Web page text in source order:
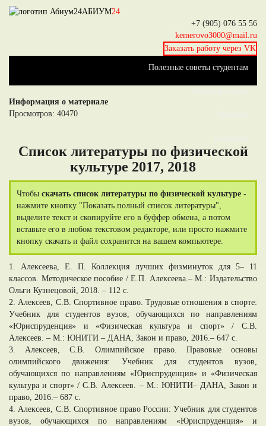
АБИУМ24
+7 (905) 076 55 56
kemerovo3000@mail.ru
Заказать работу через VK
Полезные советы студентам
Информация о материале
Просмотров: 40470
Список литературы по физической
культуре 2017, 2018
Чтобы скачать список литературы по физической культуре -
нажмите кнопку "Показать полный список литературы",
выделите текст и скопируйте его в буффер обмена, а потом
вставьте его в любом текстовом редакторе, или просто нажмите
кнопку скачать и файл сохранится на вашем компьютере.
1. Алексеева, Е. П. Коллекция лучших физминуток для 5– 11
классов. Методическое пособие / Е.П. Алексеева.– М.: Издательство
Ольги Кузнецовой, 2018. – 112 c.
2. Алексеев, С.В. Спортивное право. Трудовые отношения в спорте:
Учебник для студентов вузов, обучающихся по направлениям
«Юриспруденция» и «Физическая культура и спорт» / С.В.
Алексеев. – М.: ЮНИТИ – ДАНА, Закон и право, 2016.– 647 c.
3. Алексеев, С.В. Олимпийское право. Правовые основы
олимпийского движения: Учебник для студентов вузов,
обучающихся по направлениям «Юриспруденция» и «Физическая
культура и спорт» / С.В. Алексеев. – М.: ЮНИТИ– ДАНА, Закон и
право, 2016.– 687 c.
4. Алексеев, С.В. Спортивное право России: Учебник для студентов
вузов, обучающихся по направлениям «Юриспруденция» и